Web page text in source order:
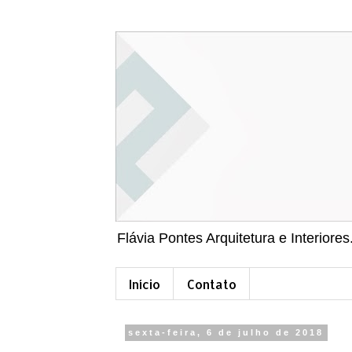
Flávia Pontes Arquitetura e
Início Contato
sexta-feira, 6 de julho de 2018